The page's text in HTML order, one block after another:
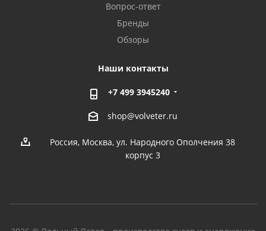
Вопрос-ответ
Бренды
Обзоры
Наши контакты
+7 499 3945240
shop@volveter.ru
Россия, Москва, ул. Народного Ополчения 38
корпус 3